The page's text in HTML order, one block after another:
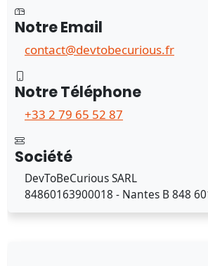
Notre Email
contact@devtobecurious.fr
Notre Téléphone
+33 2 79 65 52 87
Société
DevToBeCurious SARL
84860163900018 - Nantes B 848